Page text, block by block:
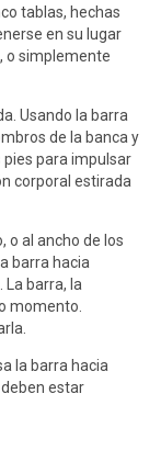
tablas, hechas
en su lugar
o simplemente
Usando la barra
de la banca y
para impulsar
corporal estirada
o al ancho de los
barra hacia
barra, la
momento.
la barra hacia
estar